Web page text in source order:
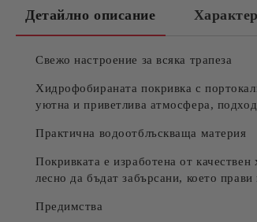
Детайлно описание
Свежо настроение за всяка трапеза
Хидрофобираната покривка с
уютна и приветлива атмосфера,
Практична водоотблъскваща материя
Покривката е изработена от
лесно да бъдат забърсани, което
Предимства